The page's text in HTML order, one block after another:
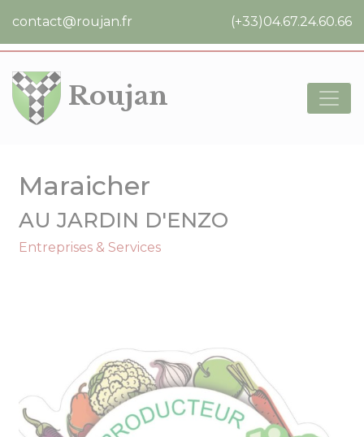
contact@roujan.fr (+33)04.67.24.60.66
Roujan
Maraicher
AU JARDIN D'ENZO
Entreprises & Services